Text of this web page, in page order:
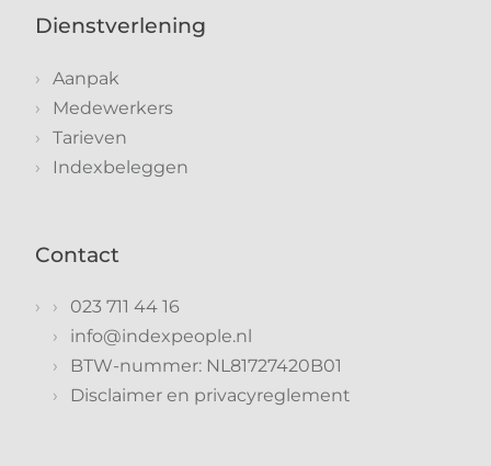
Dienstverlening
Aanpak
Medewerkers
Tarieven
Indexbeleggen
Contact
023 711 44 16
info@indexpeople.nl
BTW-nummer: NL81727420B01
Disclaimer en privacyreglement